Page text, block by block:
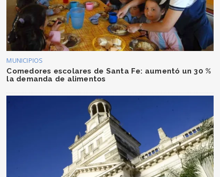
MUNICIPIOS
Comedores escolares de Santa Fe: aumentó un 30 %
la demanda de alimentos